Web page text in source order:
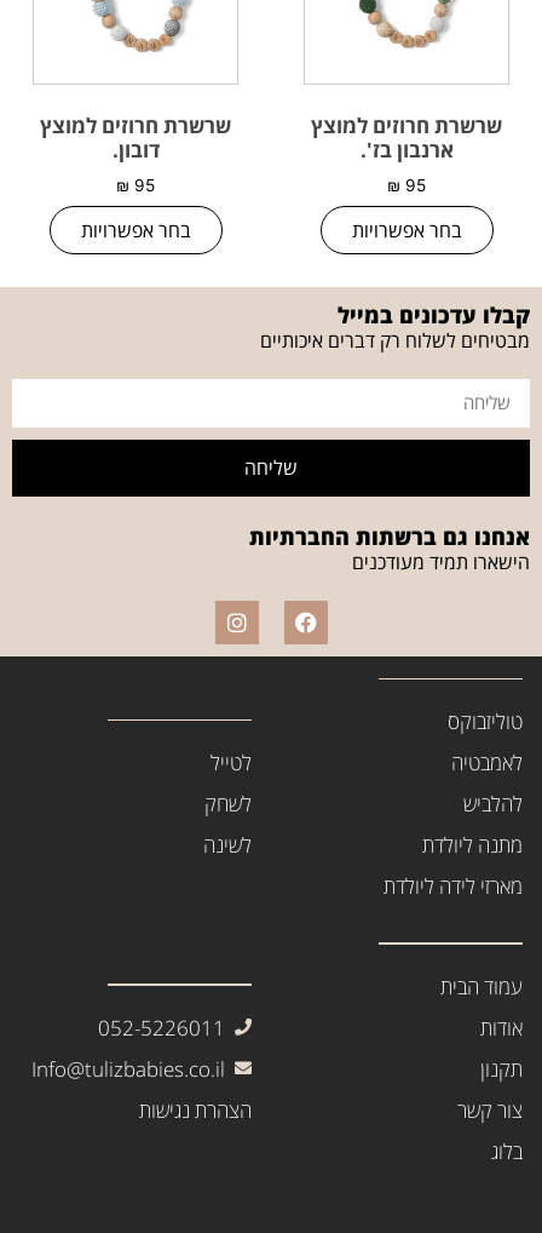
שרשרת חרוזים למוצץ
ארנבון בז'.
₪ 95
בחר אפשרויות
שרשרת חרוזים למוצץ
דובון.
₪ 95
בחר אפשרויות
קבלו עדכונים במייל
מבטיחים לשלוח רק דברים איכותיים
שליחה
אנחנו גם ברשתות החברתיות
הישארו תמיד מעודכנים
טוליזבוקס
לאמבטיה
להלביש
מתנה ליולדת
מארזי לידה ליולדת
לטייל
לשחק
לשינה
עמוד הבית
אודות
תקנון
צור קשר
בלוג
052-5226011
Info@tulizbabies.co.il
הצהרת נגישות